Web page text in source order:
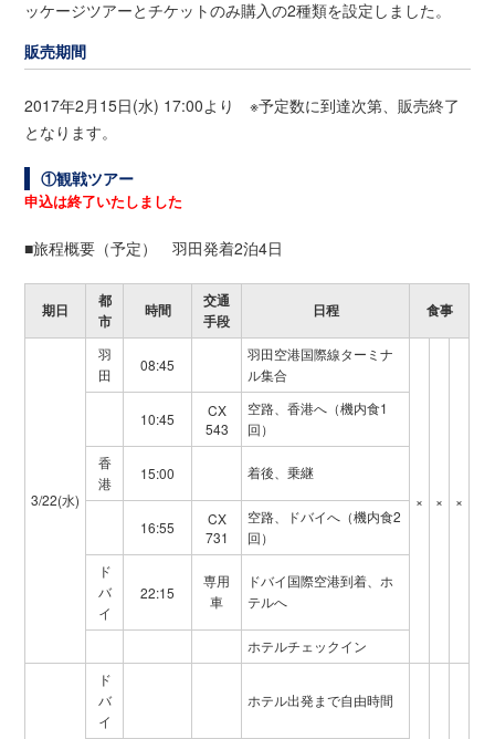
ッケージツアーとチケットのみ購入の2種類を設定しました。
販売期間
2017年2月15日(水) 17:00より ※予定数に到達次第、販売終了
となります。
①観戦ツアー
申込は終了いたしました
■旅程概要（予定） 羽田発着2泊4日
期日
都
市
時間
交通
手段
日程 食事
3/22(水)
羽
田
08:45
羽田空港国際線ターミナ
ル集合
× × ×
10:45
CX
543
空路、香港へ（機内食1
回）
香
港
15:00 着後、乗継
16:55
CX
731
空路、ドバイへ（機内食2
回）
ド
バ
イ
22:15
専用
車
ドバイ国際空港到着、ホ
テルへ
ホテルチェックイン
ド
バ
イ
ホテル出発まで自由時間